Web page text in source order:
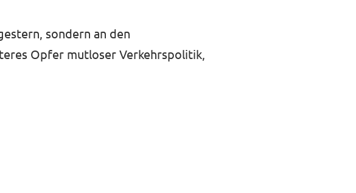
sondern an den
Opfer mutloser Verkehrspolitik,